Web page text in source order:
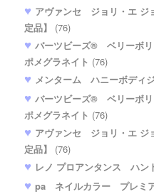
アヴァンセ ジョリ・エ ジ
定品】
(76)
バーツビーズ® ベリーボ
ポメグラネイト (76)
メンターム ハニーボディ
バーツビーズ® ベリーボ
ポメグラネイト (76)
アヴァンセ ジョリ・エ ジ
定品】
(76)
レノ プロアンタンス ハン
pa ネイルカラー プレミ